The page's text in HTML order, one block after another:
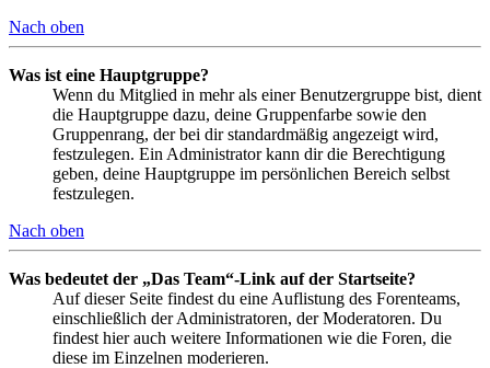
Nach oben
Was ist eine Hauptgruppe?
Wenn du Mitglied in mehr als einer Benutzergruppe bist, dient
die Hauptgruppe dazu, deine Gruppenfarbe sowie den
Gruppenrang, der bei dir standardmäßig angezeigt wird,
festzulegen. Ein Administrator kann dir die Berechtigung
geben, deine Hauptgruppe im persönlichen Bereich selbst
festzulegen.
Nach oben
Was bedeutet der „Das Team“-Link auf der Startseite?
Auf dieser Seite findest du eine Auflistung des Forenteams,
einschließlich der Administratoren, der Moderatoren. Du
findest hier auch weitere Informationen wie die Foren, die
diese im Einzelnen moderieren.